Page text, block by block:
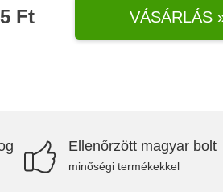
Ft VÁSÁRLÁS
Ellenőrzött magyar bolt
minőségi termékekkel